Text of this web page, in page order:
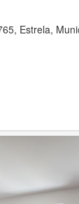
Estrela,